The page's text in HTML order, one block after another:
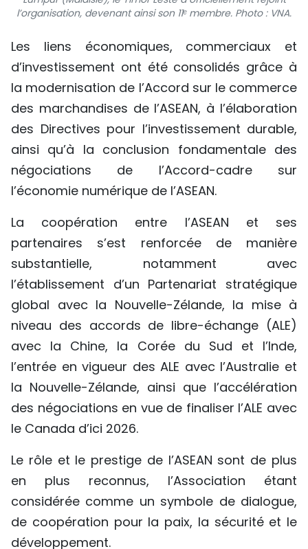
l’organisation, devenant ainsi son 11ᵉ membre. Photo : VNA.
Les liens économiques, commerciaux et
d’investissement ont été consolidés grâce à
la modernisation de l’Accord sur le commerce
des marchandises de l’ASEAN, à l’élaboration
des Directives pour l’investissement durable,
ainsi qu’à la conclusion fondamentale des
négociations de l’Accord-cadre sur
l’économie numérique de l’ASEAN.
La coopération entre l’ASEAN et ses
partenaires s’est renforcée de manière
substantielle, notamment avec
l’établissement d’un Partenariat stratégique
global avec la Nouvelle-Zélande, la mise à
niveau des accords de libre-échange (ALE)
avec la Chine, la Corée du Sud et l’Inde,
l’entrée en vigueur des ALE avec l’Australie et
la Nouvelle-Zélande, ainsi que l’accélération
des négociations en vue de finaliser l’ALE avec
le Canada d’ici 2026.
Le rôle et le prestige de l’ASEAN sont de plus
en plus reconnus, l’Association étant
considérée comme un symbole de dialogue,
de coopération pour la paix, la sécurité et le
développement.